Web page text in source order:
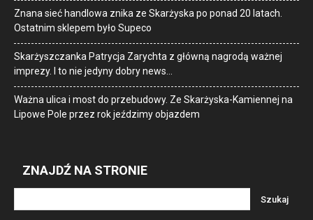
Znana sieć handlowa znika ze Skarżyska po ponad 20 latach.
Ostatnim sklepem było Supeco
Skarżyszczanka Patrycja Zarychta z główną nagrodą ważnej
imprezy. I to nie jedyny dobry news…
Ważna ulica i most do przebudowy. Ze Skarżyska-Kamiennej na
Lipowe Pole przez rok jeździmy objazdem
ZNAJDŹ NA STRONIE